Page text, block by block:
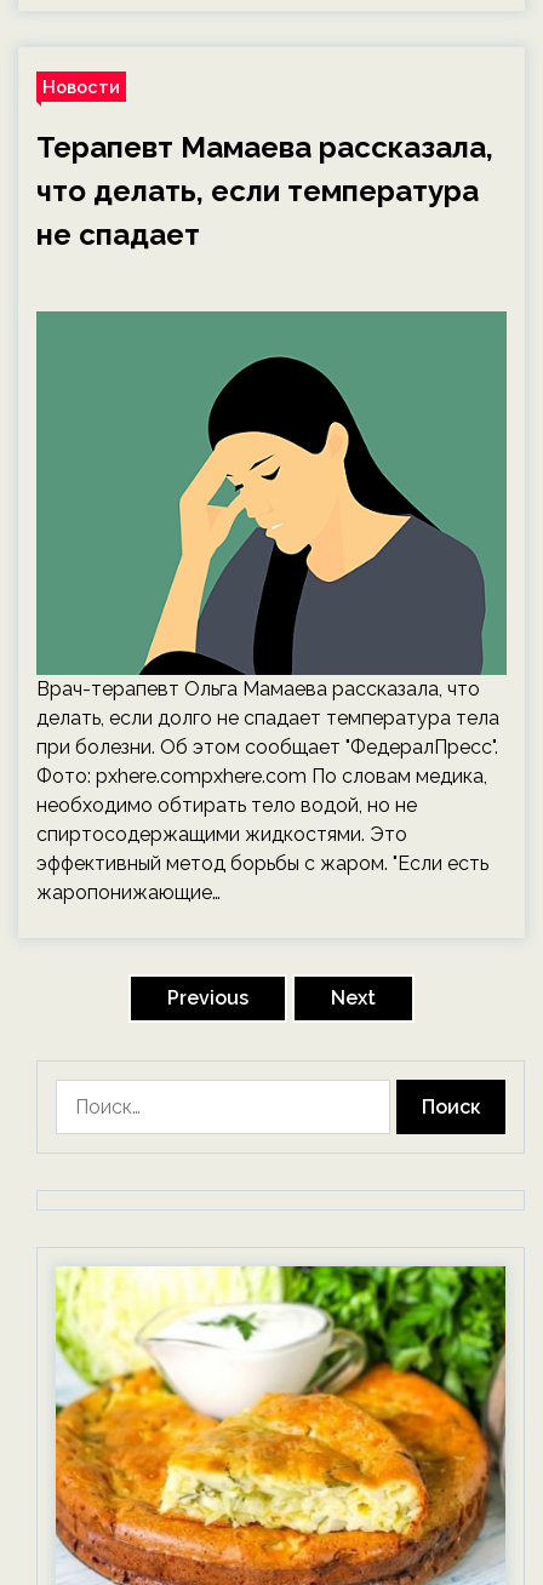
Новости
Терапевт Мамаева рассказала,
что делать, если температура
не спадает
Врач-терапевт Ольга Мамаева рассказала, что
делать, если долго не спадает температура тела
при болезни. Об этом сообщает "ФедералПресс".
Фото: pxhere.compxhere.com По словам медика,
необходимо обтирать тело водой, но не
спиртосодержащими жидкостями. Это
эффективный метод борьбы с жаром. "Если есть
жаропонижающие…
Previous Next